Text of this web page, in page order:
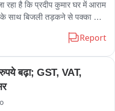
रहा है कि प्रदीप कुमार घर में आराम
के साथ बिजली तड़कने से पक्का
के लोग मौके पर पहुंचे, सभी
इलाज चल रहा है। वहीं घटना
का जायजा लिया और
उससे बातचीत करके घटना
Report
बढ़ा; GST, VAT,